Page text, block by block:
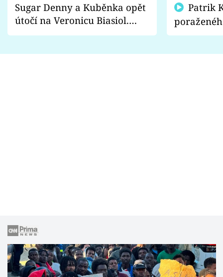
Sugar Denny a Kuběnka opět
útočí na Veronicu Biasiol.
Proč je podle nich falešná a
fanoušci